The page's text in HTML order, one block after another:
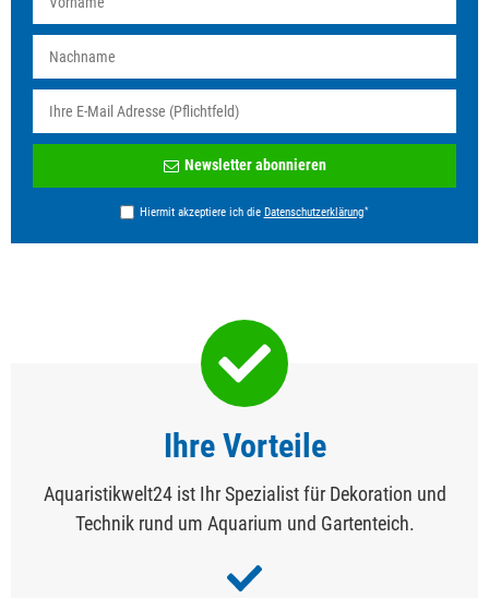
Newsletter abonnieren
Hiermit akzeptiere ich die Daten­schutz­erklärung*
Ihre Vorteile
Aquaristikwelt24 ist Ihr Spezialist für Dekoration und
Technik rund um Aquarium und Gartenteich.